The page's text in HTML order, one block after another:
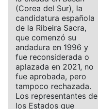
(Corea del Sur), la
candidatura española
de la Ribeira Sacra,
que comenzó su
andadura en 1996 y
fue reconsiderada o
aplazada en 2021, no
fue aprobada, pero
tampoco rechazada.
Los representantes de
los Estados que